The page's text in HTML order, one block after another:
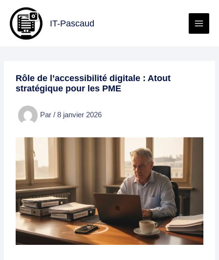
contenu
IT-Pascaud
Rôle de l’accessibilité digitale : Atout
stratégique pour les PME
Par / 8 janvier 2026